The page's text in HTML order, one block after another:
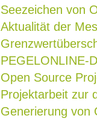
Seezeichen von
Aktualität der
PEGELONLINE-
Open Source
Projektarbeit zur
Generierung von